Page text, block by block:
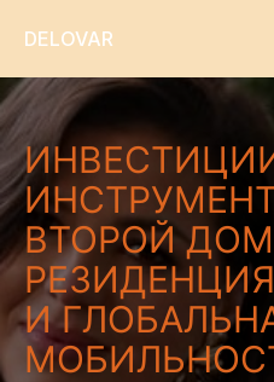
DELOVAR
ВТОРОЙ
РЕЗИДЕНЦИЯ
И